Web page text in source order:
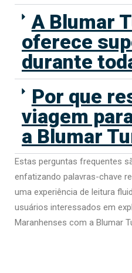
A Blumar
oferece
durante
Por que
viagem
a Blumar
Estas perguntas frequentes
enfatizando palavras-chave
uma experiência de leitura
usuários interessados em
Maranhenses com a Blumar